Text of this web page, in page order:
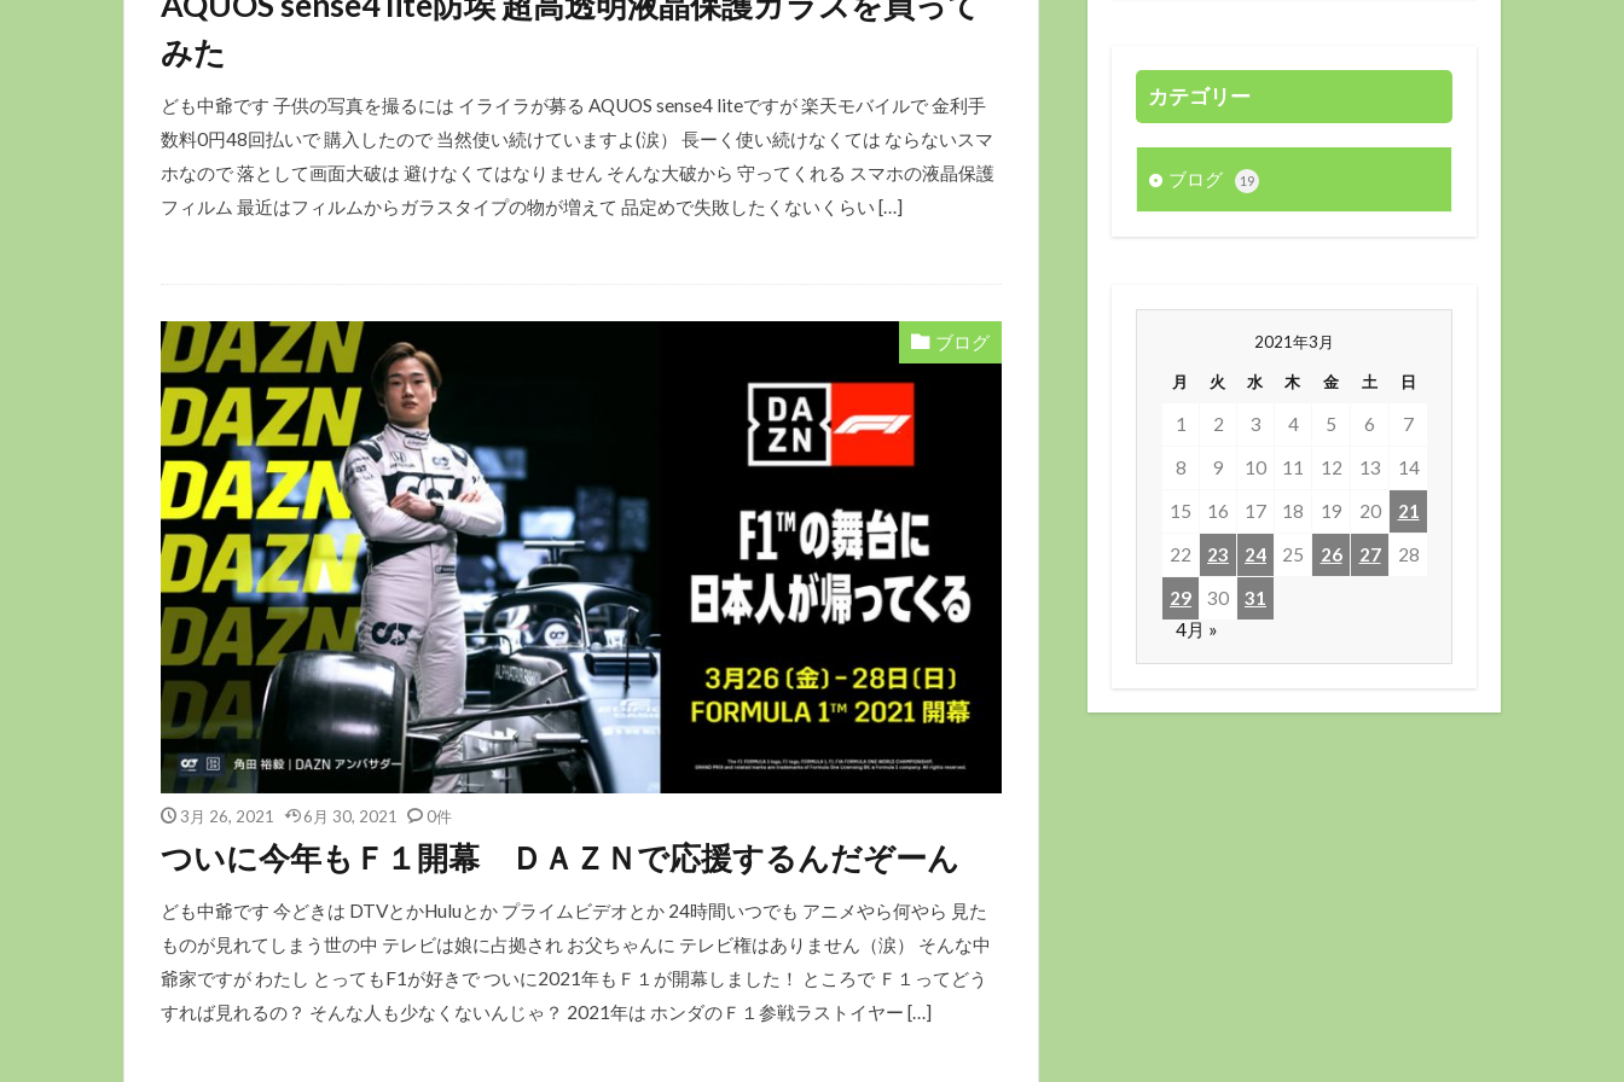
みた
ども中爺です 子供の写真を撮るには イライラが募る AQUOS sense4 liteですが 楽天モバイルで 金利手
数料0円48回払いで 購入したので 当然使い続けていますよ(涙） 長ーく使い続けなくては ならないスマ
ホなので 落として画面大破は 避けなくてはなりません そんな大破から 守ってくれる スマホの液晶保護
フィルム 最近はフィルムからガラスタイプの物が増えて 品定めで失敗したくないくらい […]
ブログ
3月 26, 2021 6月 30, 2021 0件
ついに今年もＦ１開幕 ＤＡＺＮで応援するんだぞーん
ども中爺です 今どきは DTVとかHuluとか プライムビデオとか 24時間いつでも アニメやら何やら 見た
ものが見れてしまう世の中 テレビは娘に占拠され お父ちゃんに テレビ権はありません（涙） そんな中
爺家ですが わたし とってもF1が好きで ついに2021年もＦ１が開幕しました！ ところで Ｆ１ってどう
すれば見れるの？ そんな人も少なくないんじゃ？ 2021年は ホンダのＦ１参戦ラストイヤー […]
カテゴリー
ブログ 19
2021年3月
月 火 水 木 金 土 日
1 2 3 4 5 6
7
8
9 10 11 12 13
14
15
16 17 18 19 20
21
22
23 24 25 26 27
28
29
30
31
4月 »